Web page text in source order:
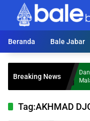
Langsung
konten
Beranda
Bale Jabar
Breaking NewsDandim
Malam Jika
Tag:AKHMAD